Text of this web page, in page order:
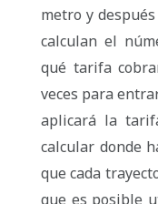
metro y
calculan el
qué tarifa
veces para
aplicará la
calcular donde
que cada
que es posible